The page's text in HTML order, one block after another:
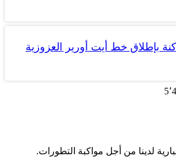
بإطلاق خط أيت أورير العزوزية
لدينا من أجل مواكبة التطورات.